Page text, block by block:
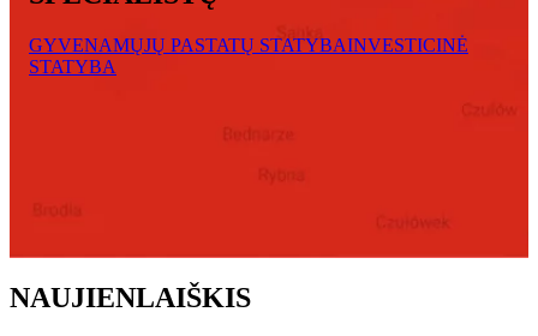
GYVENAMŲJŲ PASTATŲ STATYBAINVESTICINĖ
STATYBA
NAUJIENLAIŠKIS